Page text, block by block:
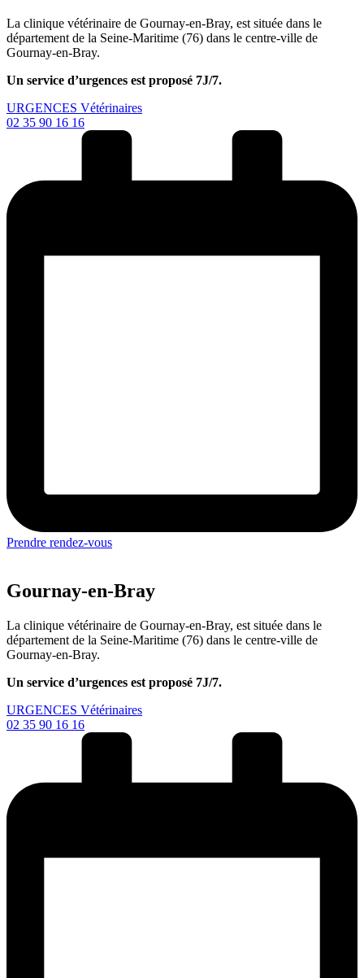
La clinique vétérinaire de Gournay-en-Bray, est située dans le
département de la Seine-Maritime (76) dans le centre-ville de
Gournay-en-Bray.
Un service d’urgences est proposé 7J/7.
URGENCES Vétérinaires
02 35 90 16 16
Prendre rendez-vous
Gournay-en-Bray
La clinique vétérinaire de Gournay-en-Bray, est située dans le
département de la Seine-Maritime (76) dans le centre-ville de
Gournay-en-Bray.
Un service d’urgences est proposé 7J/7.
URGENCES Vétérinaires
02 35 90 16 16